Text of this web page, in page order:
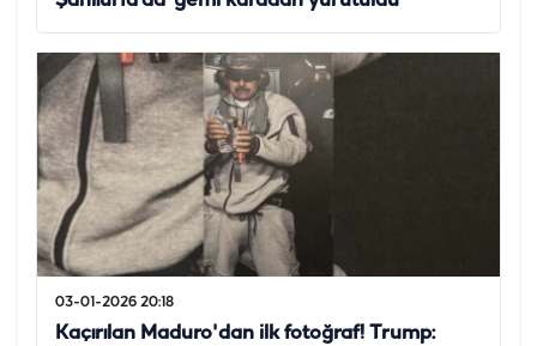
03-01-2026 20:18
Kaçırılan Maduro'dan ilk fotoğraf! Trump: